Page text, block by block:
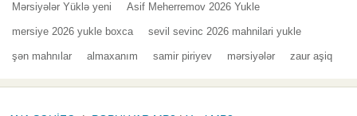
Mərsiyələr Yüklə yeni Asif Meherremov 2026 Yukle
mersiye 2026 yukle boxca sevil sevinc 2026 mahnilari yukle
şən mahnılar almaxanım samir piriyev mərsiyələr zaur aşiq